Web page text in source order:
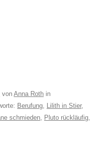
von Anna Roth in
Berufung, Lilith in Stier,
schmieden, Pluto rückläufig,